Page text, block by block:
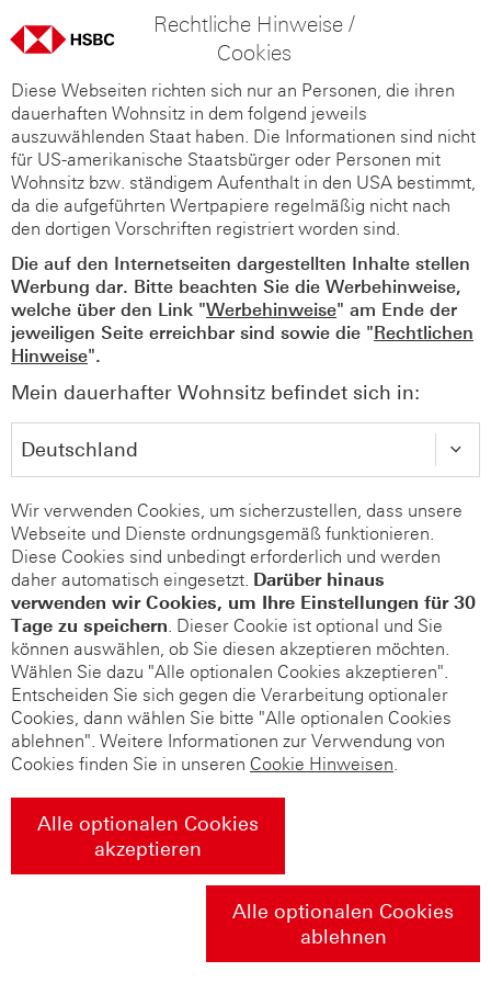
Rechtliche Hinweise /
Cookies
Diese Webseiten richten sich nur an Personen, die ihren
dauerhaften Wohnsitz in dem folgend jeweils
auszuwählenden Staat haben. Die Informationen sind nicht
für US-amerikanische Staatsbürger oder Personen mit
Wohnsitz bzw. ständigem Aufenthalt in den USA bestimmt,
da die aufgeführten Wertpapiere regelmäßig nicht nach
den dortigen Vorschriften registriert worden sind.
Die auf den Internetseiten dargestellten Inhalte stellen
Werbung dar. Bitte beachten Sie die Werbehinweise,
welche über den Link "Werbehinweise" am Ende der
jeweiligen Seite erreichbar sind sowie die "Rechtlichen
Hinweise".
Mein dauerhafter Wohnsitz befindet sich in:
Wir verwenden Cookies, um sicherzustellen, dass unsere
Webseite und Dienste ordnungsgemäß funktionieren.
Diese Cookies sind unbedingt erforderlich und werden
daher automatisch eingesetzt. Darüber hinaus
verwenden wir Cookies, um Ihre Einstellungen für 30
Tage zu speichern. Dieser Cookie ist optional und Sie
können auswählen, ob Sie diesen akzeptieren möchten.
Wählen Sie dazu "Alle optionalen Cookies akzeptieren".
Entscheiden Sie sich gegen die Verarbeitung optionaler
Cookies, dann wählen Sie bitte "Alle optionalen Cookies
ablehnen". Weitere Informationen zur Verwendung von
Cookies finden Sie in unseren Cookie Hinweisen.
Alle optionalen Cookies
akzeptieren
Alle optionalen Cookies
ablehnen